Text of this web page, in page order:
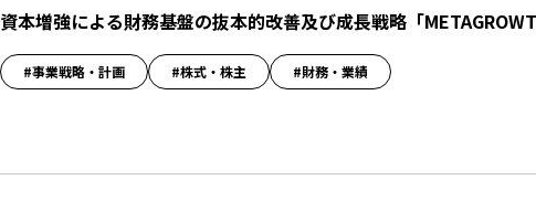
資本増強による財務基盤の抜本的改善及び成長戦略「
#事業戦略・計画 #株式・株主 #財務・業績